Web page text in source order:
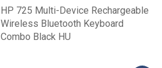
HP 725 Multi-Device Rechargeable
Wireless Bluetooth Keyboard
Combo Black HU